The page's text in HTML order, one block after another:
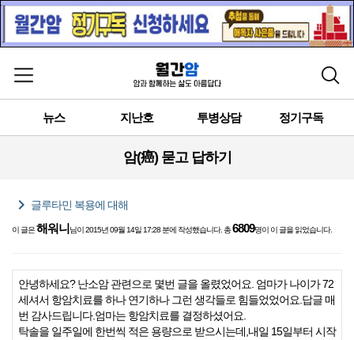
메뉴 열기 검색
뉴스 지난호 투병상담 정기구독
암(癌) 묻고 답하기
chevron_right 글루타민 복용에 대해
이 글은해워니님이 2015년 09월 14일 17:28 분에 작성했습니다. 총6809명이 이 글을 읽었습니다.
안녕하세요? 난소암 관련으로 몇번 글을 올렸었어요. 엄마가 나이가 72
세셔서 항암치료를 하나 연기하나 그런 생각들로 힘들었었어요.답글 매
번 감사드립니다.엄마는 항암치료를 결정하셨어요.
탁솔을 일주일에 한번씩 적은 용량으로 받으시는데,내일 15일부터 시작